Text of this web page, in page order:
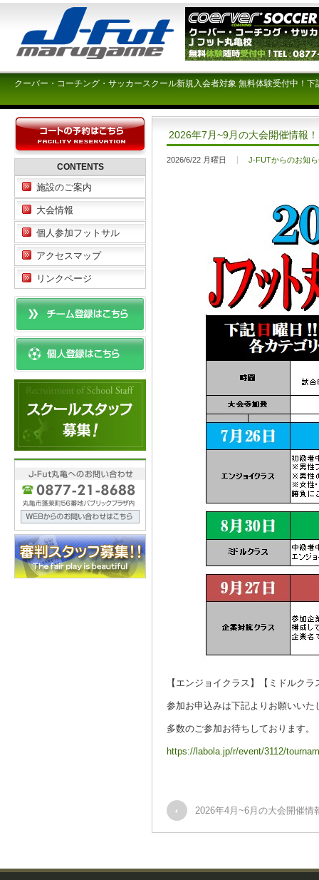
クーバー・コーチング・サッカースクール新規入会者対象 無料体験受付中！
2026年7月~9月の大会開催情報！
2026/6/22 月曜日 J-FUTからのお知
【エンジョイクラス】【ミドルク
参加お申込みは下記よりお願いいた
多数のご参加お待ちしております。
https://labola.jp/r/event/3112/
2026年4月~6月の大会開催情
CONTENTS
施設のご案内
大会情報
個人参加フットサル
アクセスマップ
リンクページ